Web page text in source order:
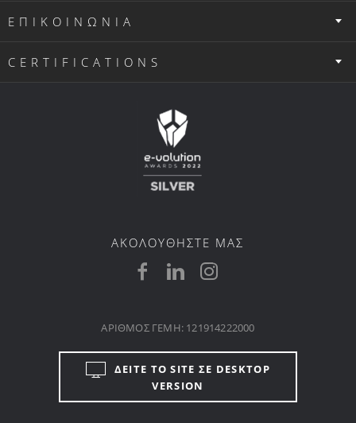
ΕΠΙΚΟΙΝΩΝΙΑ
CERTIFICATIONS
ΑΚΟΛΟΥΘΗΣΤΕ ΜΑΣ
ΔΕΙΤΕ ΤΟ SITE ΣΕ DESKTOP
VERSION
ΑΡΙΘΜΟΣ ΓΕΜΗ: 121914222000